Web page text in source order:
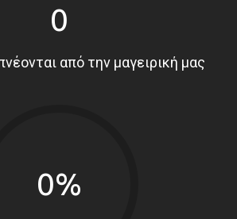
0
από την μαγειρική μας
0%